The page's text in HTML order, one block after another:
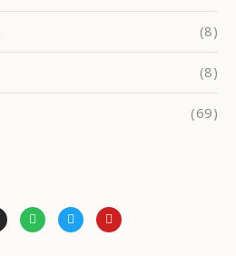
(8)
(8)
(69)